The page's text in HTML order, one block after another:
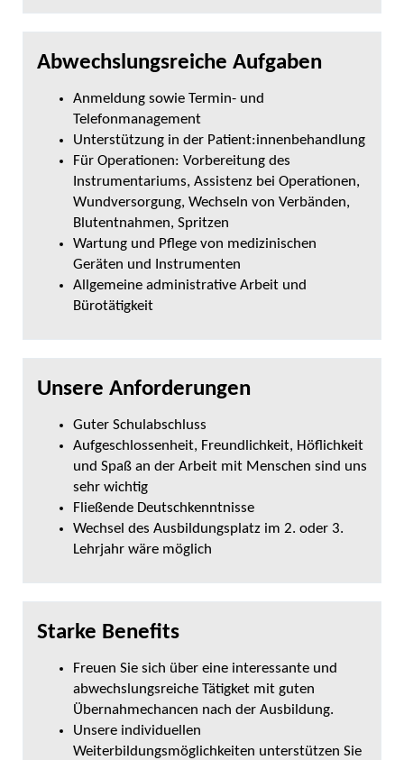
Abwechslungsreiche Aufgaben
Anmeldung sowie Termin- und
Telefonmanagement
Unterstützung in der Patient:innenbehandlung
Für Operationen: Vorbereitung des
Instrumentariums, Assistenz bei Operationen,
Wundversorgung, Wechseln von Verbänden,
Blutentnahmen, Spritzen
Wartung und Pflege von medizinischen
Geräten und Instrumenten
Allgemeine administrative Arbeit und
Bürotätigkeit
Unsere Anforderungen
Guter Schulabschluss
Aufgeschlossenheit, Freundlichkeit, Höflichkeit
und Spaß an der Arbeit mit Menschen sind uns
sehr wichtig
Fließende Deutschkenntnisse
Wechsel des Ausbildungsplatz im 2. oder 3.
Lehrjahr wäre möglich
Starke Benefits
Freuen Sie sich über eine interessante und
abwechslungsreiche Tätigket mit guten
Übernahmechancen nach der Ausbildung.
Unsere individuellen
Weiterbildungsmöglichkeiten unterstützen Sie